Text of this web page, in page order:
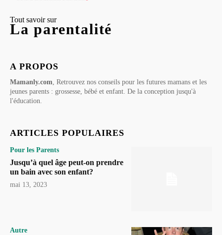
Tout savoir sur
La parentalité
A PROPOS
Mamanly.com , Retrouvez nos conseils pour les futures mamans et les
jeunes parents : grossesse, bébé et enfant. De la conception jusqu'à
l'éducation.
ARTICLES POPULAIRES
Pour les Parents
Jusqu’à quel âge peut-on prendre
un bain avec son enfant?
mai 13, 2023
Autre